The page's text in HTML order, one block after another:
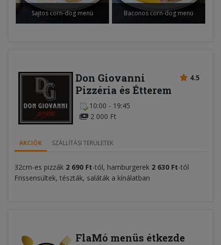
Sajtos corn-dog menü Baconos corn-dog menü
4.5
Don Giovanni
Pizzéria és Étterem
10:00 - 19:45
2 000 Ft
AKCIÓK SZÁLLÍTÁSI TERÜLETEK
32cm-es pizzák 2 690 Ft-tól, hamburgerek 2 630 Ft-tól
Frissensültek, tészták, saláták a kínálatban
FlaMó menüs étkezde